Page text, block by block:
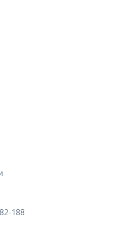
188